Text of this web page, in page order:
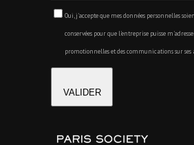
Oui, j'accepte que mes données personnelles
conservées pour que l'entreprise puisse
promotionnelles et des communications sur ses
VALIDER